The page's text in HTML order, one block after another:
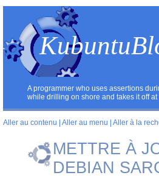
A programmer who uses assertions
while drilling on shore and takes it off at
Aller au contenu Aller au menu Aller à la
METTRE À
DEBIAN